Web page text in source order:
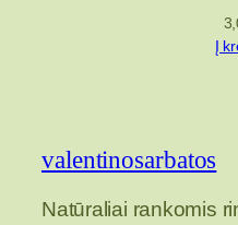
Į
valentinosarbatos
Natūraliai rankomis